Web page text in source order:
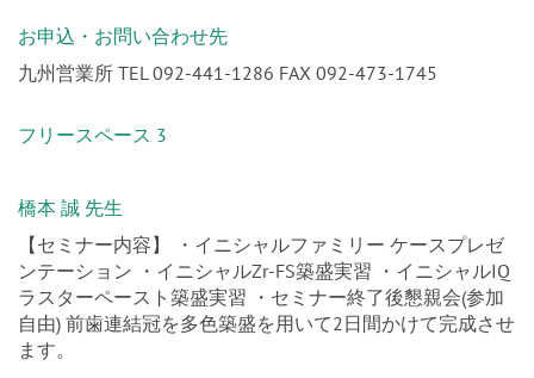
お申込・お問い合わせ先
九州営業所 TEL 092-441-1286 FAX 092-473-1745
フリースペース 3
橋本 誠 先生
【セミナー内容】 ・イニシャルファミリー ケースプレゼ
ンテーション ・イニシャルZr-FS築盛実習 ・イニシャルIQ
ラスターペースト築盛実習 ・セミナー終了後懇親会(参加
自由) 前歯連結冠を多色築盛を用いて2日間かけて完成させ
ます。